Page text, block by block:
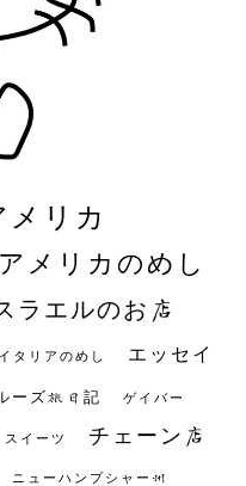
メリカ
アメリカのめし
ラエルのお店
イタリアのめし エッセイ
ーズ旅日記 ゲイバー
スイーツ チェーン店
ニューハンプシャー州